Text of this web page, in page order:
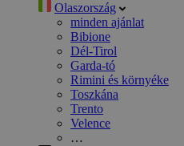
Olaszország
minden ajánlat
Bibione
Dél-Tirol
Garda-tó
Rimini és környéke
Toszkána
Trento
Velence
…